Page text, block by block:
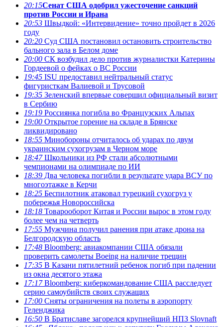
20:15Сенат США одобрил ужесточение санкций
против России и Ирана
20:53 Швыдкой: «Интервидение» точно пройдет в 2026
году
20:20 Суд США постановил остановить строительство
бального зала в Белом доме
20:00 СК возбудил дело против журналистки Катерины
Гордеевой о фейках о ВС России
19:45 ISU предоставил нейтральный статус
фигуристкам Валиевой и Трусовой
19:35 Зеленский впервые совершил официальный визит
в Сербию
19:19 Россиянка погибла во Французских Альпах
19:00 Открытое горение на складе в Брянске
ликвидировано
18:55 Минобороны отчиталось об ударах по двум
украинским сухогрузам в Черном море
18:47Школьники из РФ стали абсолютными
чемпионами на олимпиаде по ИИ
18:39 Два человека погибли в результате удара ВСУ по
многоэтажке в Керчи
18:25 Беспилотник атаковал турецкий сухогруз у
побережья Новороссийска
18:18 Товарооборот Китая и России вырос в этом году
более чем на четверть
17:55 Мужчина получил ранения при атаке дрона на
Белгородскую область
17:48 Bloomberg: авиакомпании США обязали
проверить самолеты Boeing на наличие трещин
17:35 В Казани пятилетний ребенок погиб при падении
из окна десятого этажа
17:17Bloomberg: киберкомандование США расследует
серию самоубийств своих служащих
17:00 Сняты ограничения на полеты в аэропорту
Геленджика
16:50 В Братиславе загорелся крупнейший НПЗ Slovnaft